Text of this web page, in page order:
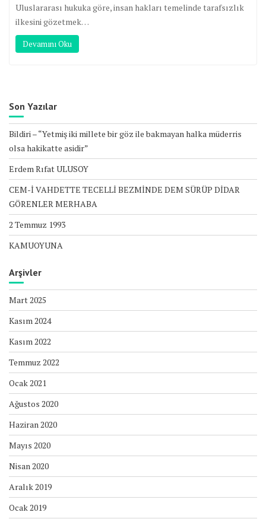
Uluslararası hukuka göre, insan hakları temelinde tarafsızlık
ilkesini gözetmek…
Devamını Oku
Son Yazılar
Bildiri – “Yetmiş iki millete bir göz ile bakmayan halka müderris
olsa hakikatte asidir”
Erdem Rıfat ULUSOY
CEM-İ VAHDETTE TECELLİ BEZMİNDE DEM SÜRÜP DİDAR
GÖRENLER MERHABA
2 Temmuz 1993
KAMUOYUNA
Arşivler
Mart 2025
Kasım 2024
Kasım 2022
Temmuz 2022
Ocak 2021
Ağustos 2020
Haziran 2020
Mayıs 2020
Nisan 2020
Aralık 2019
Ocak 2019